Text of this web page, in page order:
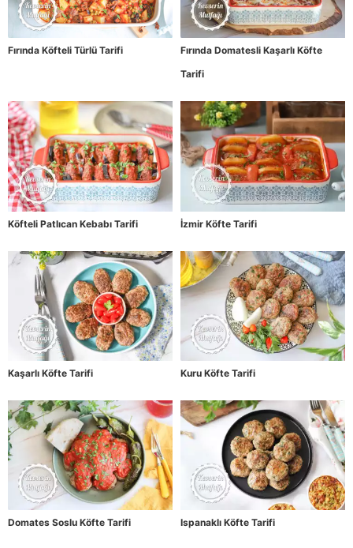
Fırında Köfteli Türlü Tarifi
Fırında Domatesli Kaşarlı Köfte
Tarifi
Köfteli Patlıcan Kebabı Tarifi İzmir Köfte Tarifi
Kaşarlı Köfte Tarifi Kuru Köfte Tarifi
Domates Soslu Köfte Tarifi Ispanaklı Köfte Tarifi